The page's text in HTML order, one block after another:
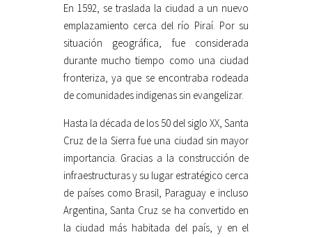
En 1592, se traslada la ciudad a un nuevo
emplazamiento cerca del río Piraí. Por su
situación geográfica, fue considerada
durante mucho tiempo como una ciudad
fronteriza, ya que se encontraba rodeada
de comunidades indigenas sin evangelizar.
Hasta la década de los 50 del siglo XX, Santa
Cruz de la Sierra fue una ciudad sin mayor
importancia. Gracias a la construcción de
infraestructuras y su lugar estratégico cerca
de países como Brasil, Paraguay e incluso
Argentina, Santa Cruz se ha convertido en
la ciudad más habitada del país, y en el